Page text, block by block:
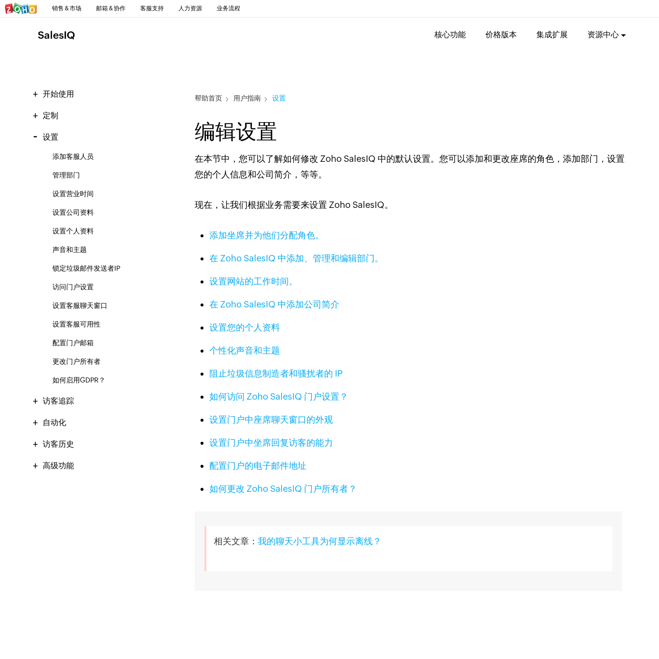
销售 & 市场 邮箱 & 协作 客服支持 人力资源 业务流程
SalesIQ 核心功能 价格版本 集成扩展 资源中心
开始使用
定制
设置
添加客服人员
管理部门
设置营业时间
设置公司资料
设置个人资料
声音和主题
锁定垃圾邮件发送者IP
访问门户设置
设置客服聊天窗口
设置客服可用性
配置门户邮箱
更改门户所有者
如何启用GDPR？
访客追踪
自动化
访客历史
高级功能
帮助首页 用户指南 设置
编辑设置
在本节中，您可以了解如何修改 Zoho SalesIQ 中的默认设置。您可以添加和更改座席的角色，添加部门，设置
您的个人信息和公司简介，等等。
现在，让我们根据业务需要来设置 Zoho SalesIQ。
添加坐席并为他们分配角色。
在 Zoho SalesIQ 中添加、管理和编辑部门。
设置网站的工作时间。
在 Zoho SalesIQ 中添加公司简介
设置您的个人资料
个性化声音和主题
阻止垃圾信息制造者和骚扰者的 IP
如何访问 Zoho SalesIQ 门户设置？
设置门户中座席聊天窗口的外观
设置门户中坐席回复访客的能力
配置门户的电子邮件地址
如何更改 Zoho SalesIQ 门户所有者？
相关文章：我的聊天小工具为何显示离线？